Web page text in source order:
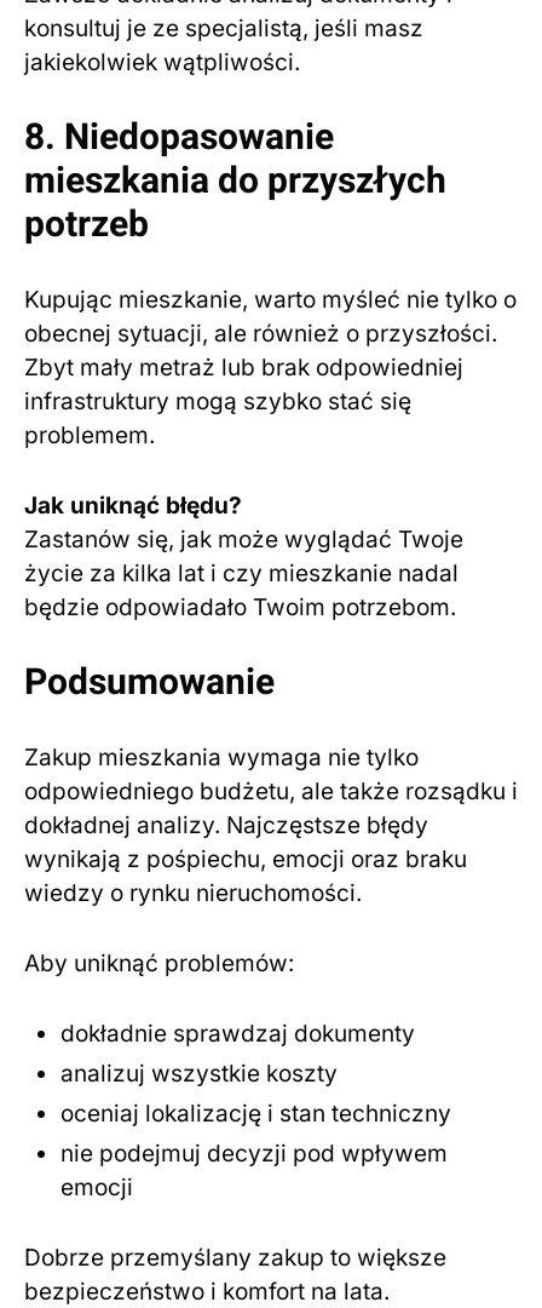
konsultuj je ze specjalistą, jeśli masz
jakiekolwiek wątpliwości.
8. Niedopasowanie
mieszkania do przyszłych
potrzeb
Kupując mieszkanie, warto myśleć nie tylko o
obecnej sytuacji, ale również o przyszłości.
Zbyt mały metraż lub brak odpowiedniej
infrastruktury mogą szybko stać się
problemem.
Jak uniknąć błędu?
Zastanów się, jak może wyglądać Twoje
życie za kilka lat i czy mieszkanie nadal
będzie odpowiadało Twoim potrzebom.
Podsumowanie
Zakup mieszkania wymaga nie tylko
odpowiedniego budżetu, ale także rozsądku i
dokładnej analizy. Najczęstsze błędy
wynikają z pośpiechu, emocji oraz braku
wiedzy o rynku nieruchomości.
Aby uniknąć problemów:
dokładnie sprawdzaj dokumenty
analizuj wszystkie koszty
oceniaj lokalizację i stan techniczny
nie podejmuj decyzji pod wpływem
emocji
Dobrze przemyślany zakup to większe
bezpieczeństwo i komfort na lata.